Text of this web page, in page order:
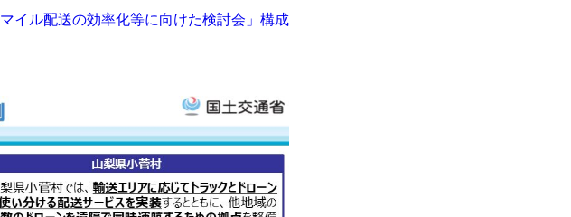
マイル配送の効率化等に向けた検討会」構成